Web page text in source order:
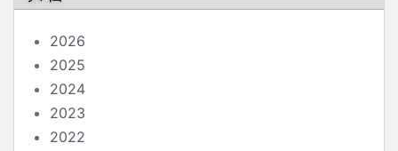
2026
2025
2024
2023
2022